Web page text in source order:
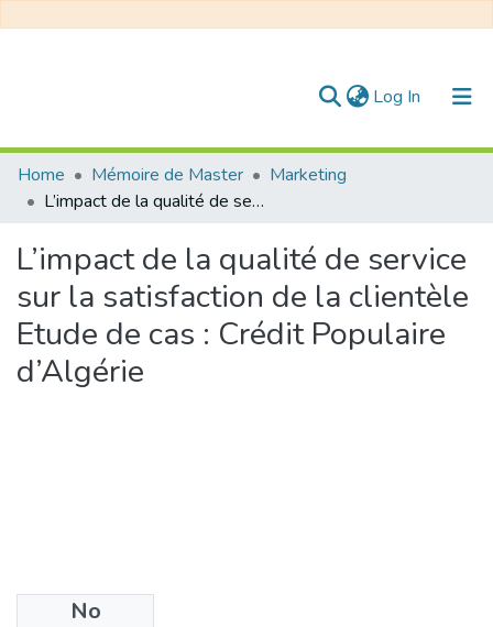
Log In (current)
Communities & Collections
All of DSpace
Statistics
Home Mémoire de Master
Marketing
L’impact de la qualité de service sur la satisfaction de la clientèle Etude de cas : Crédit Populaire d’Algérie
L’impact de la qualité de service
sur la satisfaction de la clientèle
Etude de cas : Crédit Populaire
d’Algérie
No